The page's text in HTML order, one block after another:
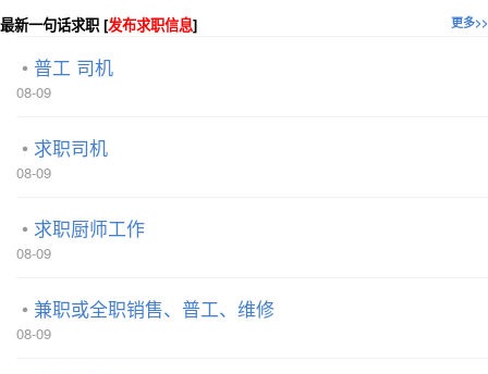
更多>>
最新一句话求职 [发布求职信息]
普工 司机
08-09
求职司机
08-09
求职厨师工作
08-09
兼职或全职销售、普工、维修
08-09